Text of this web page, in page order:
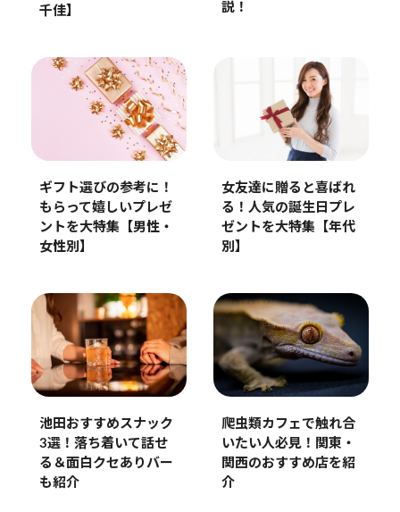
千佳】
説！
ギフト選びの参考に！
もらって嬉しいプレゼ
ントを大特集【男性・
女性別】
女友達に贈ると喜ばれ
る！人気の誕生日プレ
ゼントを大特集【年代
別】
池田おすすめスナック
3選！落ち着いて話せ
る＆面白クセありバー
も紹介
爬虫類カフェで触れ合
いたい人必見！関東・
関西のおすすめ店を紹
介